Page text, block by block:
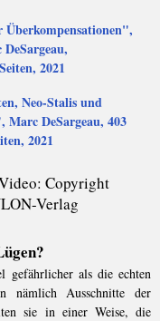
Überkompensationen",
2021
Neo-Stalis und
Marc DeSargeau, 403
2021
Copyright
Verlag
gefährlicher als die echten
nämlich Ausschnitte der
sie in einer Weise, die